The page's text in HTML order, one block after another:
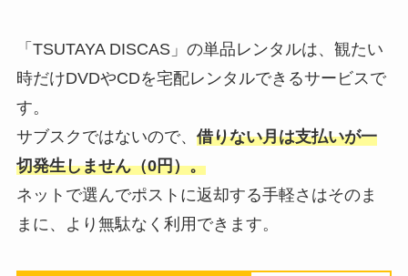
「TSUTAYA DISCAS」の単品レンタルは、観たい
時だけDVDやCDを宅配レンタルできるサービスで
す。
サブスクではないので、 借りない月は支払いが一
切発生しません（0円）。
ネットで選んでポストに返却する手軽さはそのま
まに、より無駄なく利用できます。